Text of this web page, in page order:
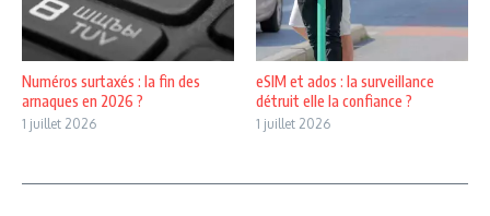
Numéros surtaxés : la fin des
arnaques en 2026 ?
1 juillet 2026
eSIM et ados : la surveillance
détruit elle la confiance ?
1 juillet 2026